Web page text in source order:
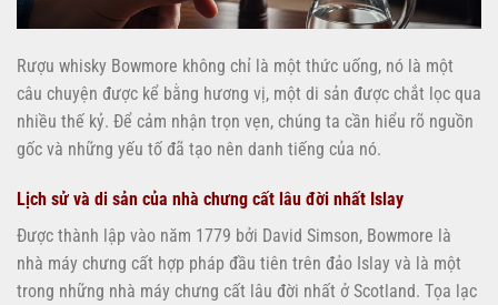
Rượu whisky Bowmore không chỉ là một thức uống, nó là một
câu chuyện được kể bằng hương vị, một di sản được chắt lọc qua
nhiều thế kỷ. Để cảm nhận trọn vẹn, chúng ta cần hiểu rõ nguồn
gốc và những yếu tố đã tạo nên danh tiếng của nó.
Lịch sử và di sản của nhà chưng cất lâu đời nhất Islay
Được thành lập vào năm 1779 bởi David Simson, Bowmore là
nhà máy chưng cất hợp pháp đầu tiên trên đảo Islay và là một
trong những nhà máy chưng cất lâu đời nhất ở Scotland. Tọa lạc